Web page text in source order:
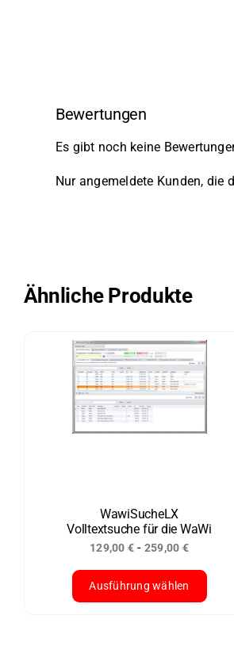
Bewertungen
Es gibt noch keine
Nur angemeldete Kunden, die
Ähnliche Produkte
WawiSucheLX
Volltextsuche für die WaWi
129,00 € - 259,00 €
Ausführung wählen